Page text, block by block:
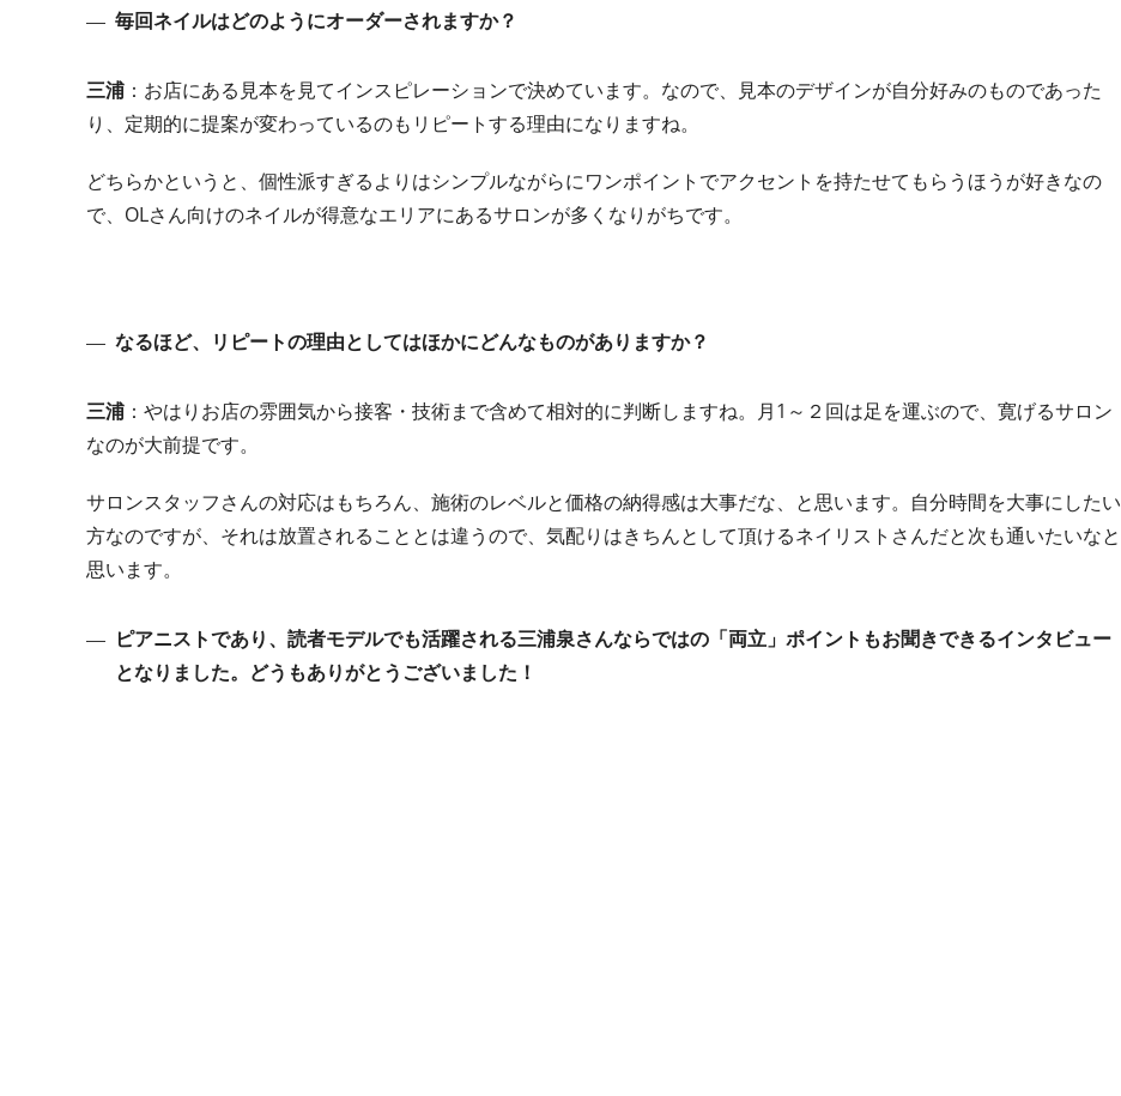
毎回ネイルはどのようにオーダーされますか？
三浦 ：お店にある見本を見てインスピレーションで決めています。なので、見本のデザインが自分好みのものであった
り、定期的に提案が変わっているのもリピートする理由になりますね。
どちらかというと、個性派すぎるよりはシンプルながらにワンポイントでアクセントを持たせてもらうほうが好きなの
で、OLさん向けのネイルが得意なエリアにあるサロンが多くなりがちです。
なるほど、リピートの理由としてはほかにどんなものがありますか？
三浦 ：やはりお店の雰囲気から接客・技術まで含めて相対的に判断しますね。月1～２回は足を運ぶので、寛げるサロン
なのが大前提です。
サロンスタッフさんの対応はもちろん、施術のレベルと価格の納得感は大事だな、と思います。自分時間を大事にしたい
方なのですが、それは放置されることとは違うので、気配りはきちんとして頂けるネイリストさんだと次も通いたいなと
思います。
ピアニストであり、読者モデルでも活躍される三浦泉さんならではの「両立」ポイントもお聞きできるインタビュー
となりました。どうもありがとうございました！